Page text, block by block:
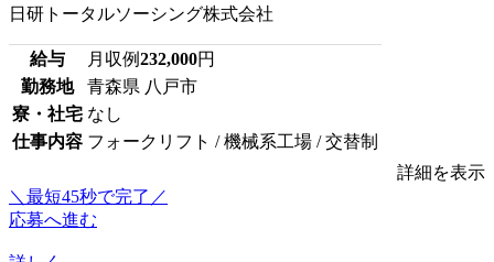
日研トータルソーシング株式会社
給与 月収例232,000円
勤務地
青森県 八戸市
寮・社宅 なし
仕事内容 フォークリフト / 機械系工場 / 交替制
詳細を表示
＼最短45秒で完了／
応募へ進む